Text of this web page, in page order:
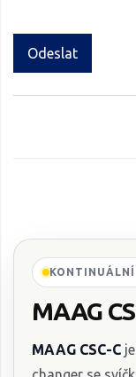
Odeslat
KONTINUÁLNÍ
MAAG
MAAG CSC-C